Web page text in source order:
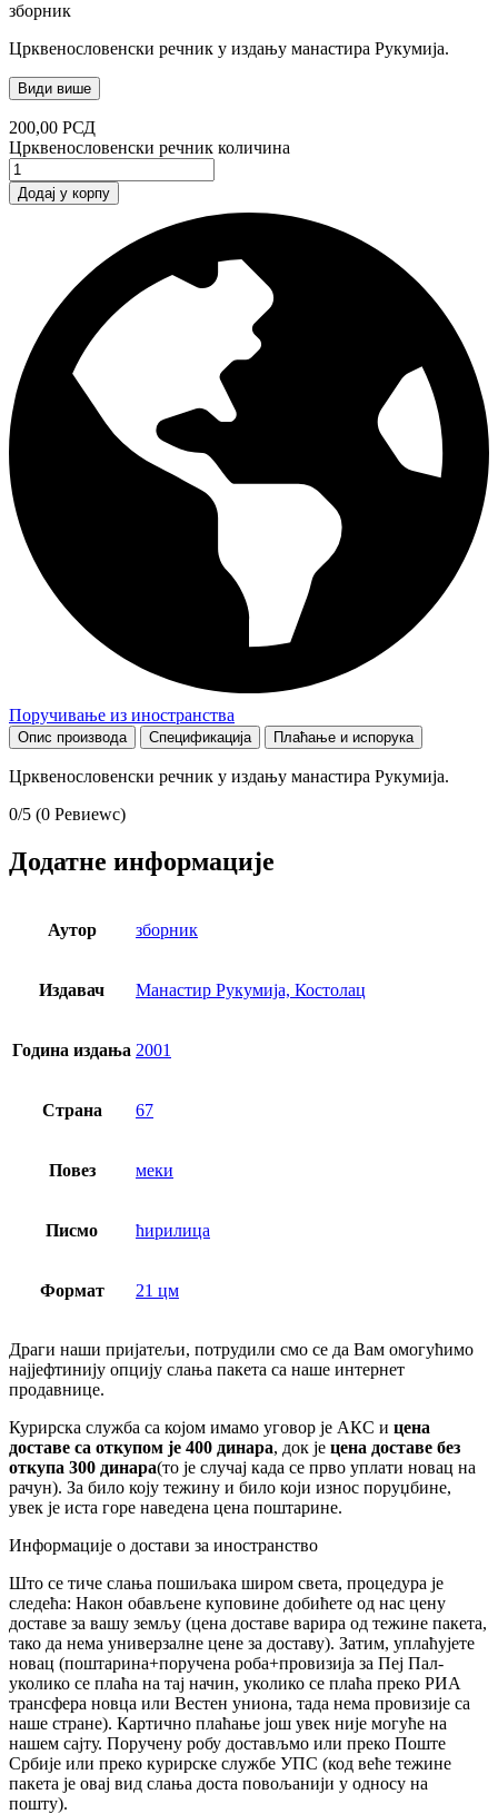
зборник
Црквенословенски речник у издању манастира Рукумија.
Види више
200,00 РСД
Црквенословенски речник количина
Додај у корпу
Поручивање из иностранства
Опис производа Спецификација Плаћање и испорука
Црквенословенски речник у издању манастира Рукумија.
0/5 (0 Ревиеwс)
Додатне информације
Аутор зборник
Издавач Манастир Рукумија, Костолац
Година издања 2001
Страна 67
Повез меки
Писмо ћирилица
Формат 21 цм
Драги наши пријатељи, потрудили смо се да Вам омогућимо
најјефтинију опцију слања пакета са наше интернет
продавнице.
Курирска служба са којом имамо уговор је АКС и цена
доставе са откупом је 400 динара, док је цена доставе без
откупа 300 динара(то је случај када се прво уплати новац на
рачун). За било коју тежину и било који износ поруџбине,
увек је иста горе наведена цена поштарине.
Информације о достави за иностранство
Што се тиче слања пошиљака широм света, процедура је
следећа: Након обављене куповине добићете од нас цену
доставе за вашу земљу (цена доставе варира од тежине пакета,
тако да нема универзалне цене за доставу). Затим, уплаћујете
новац (поштарина+поручена роба+провизија за Пеј Пал-
уколико се плаћа на тај начин, уколико се плаћа преко РИА
трансфера новца или Вестен униона, тада нема провизије са
наше стране). Картично плаћање још увек није могуће на
нашем сајту. Поручену робу достављмо или преко Поште
Србије или преко курирске службе УПС (код веће тежине
пакета је овај вид слања доста повољанији у односу на
пошту).